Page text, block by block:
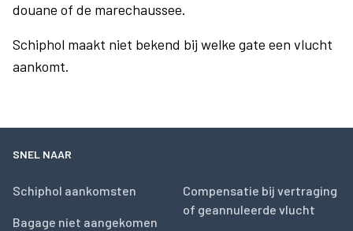
douane of de marechaussee.
Schiphol maakt niet bekend bij welke gate een vlucht
aankomt.
SNEL NAAR
Schiphol aankomsten
Bagage niet aangekomen
Compensatie bij vertraging
of geannuleerde vlucht